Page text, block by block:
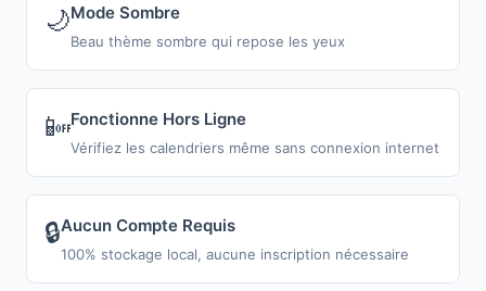
🌙Mode Sombre
Beau thème sombre qui repose les yeux
📴Fonctionne Hors Ligne
Vérifiez les calendriers même sans connexion internet
🔒Aucun Compte Requis
100% stockage local, aucune inscription nécessaire